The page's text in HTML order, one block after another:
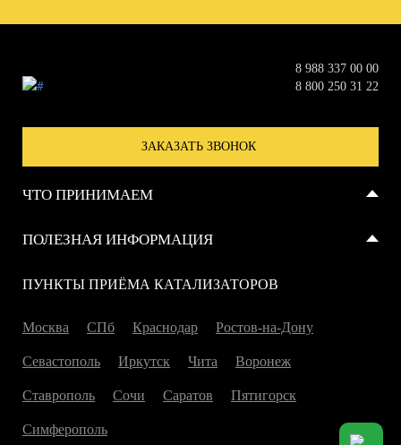
8 988 337 00 00
8 800 250 31 22
ЗАКАЗАТЬ ЗВОНОК
ЧТО ПРИНИМАЕМ
Металлические катализаторы
ПОЛЕЗНАЯ ИНФОРМАЦИЯ
Отзывы
ПУНКТЫ ПРИЁМА КАТАЛИЗАТОРОВ
Москва СПб Краснодар Ростов-на-Дону
Севастополь Иркутск Чита Воронеж
Ставрополь Сочи Саратов Пятигорск
Симферополь